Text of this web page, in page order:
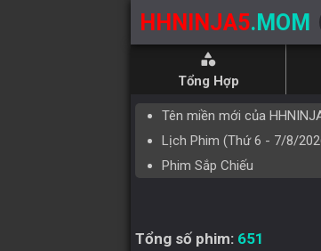
HHNINJA5.MOM
category
Tổng Hợp
Tên miền mới của
Lịch Phim (Thứ 6 - 7/8/
Phim Sắp Chiếu
Tổng số phim: 651